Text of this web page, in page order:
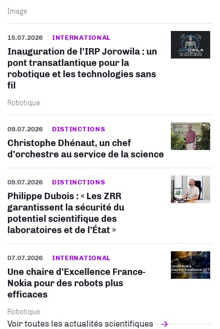
Voir toutes les actualités scientifiques
Image
15.07.2026 INTERNATIONAL
Inauguration de l’IRP Jorowila : un
pont transatlantique pour la
robotique et les technologies sans
fil
Robotique
09.07.2026 DISTINCTIONS
Christophe Dhénaut, un chef
d’orchestre au service de la science
09.07.2026 DISTINCTIONS
Philippe Dubois : « Les ZRR
garantissent la sécurité du
potentiel scientifique des
laboratoires et de l’État »
07.07.2026 INTERNATIONAL
Une chaire d’Excellence France-
Nokia pour des robots plus
efficaces
Robotique